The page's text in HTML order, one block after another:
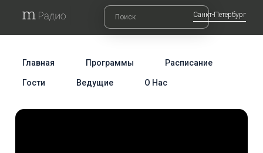
Санкт-Петербург
Главная Программы Расписание
Гости Ведущие О Нас